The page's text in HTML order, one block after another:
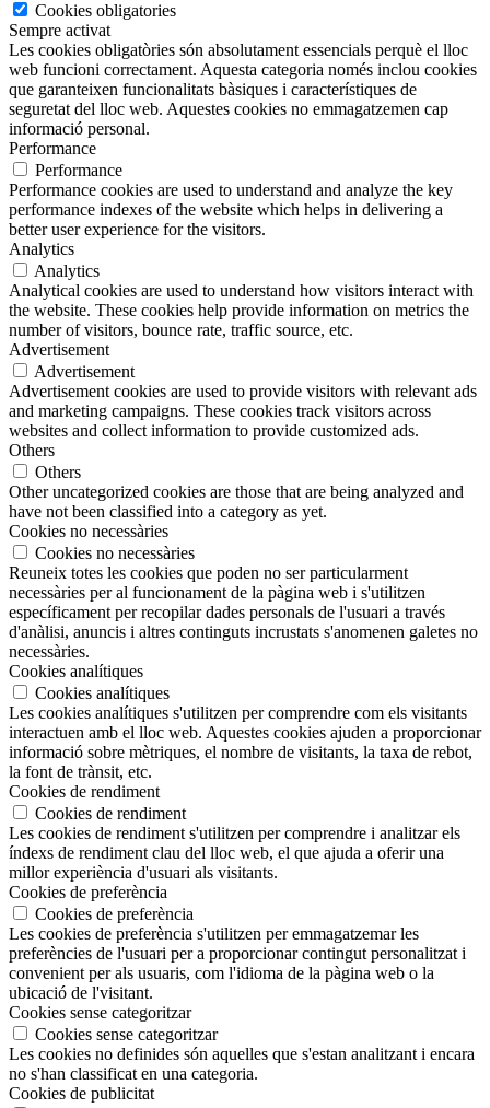
Cookies obligatories
Sempre activat
Les cookies obligatòries són absolutament essencials perquè el lloc
web funcioni correctament. Aquesta categoria només inclou cookies
que garanteixen funcionalitats bàsiques i característiques de
seguretat del lloc web. Aquestes cookies no emmagatzemen cap
informació personal.
Performance
Performance
Performance cookies are used to understand and analyze the key
performance indexes of the website which helps in delivering a
better user experience for the visitors.
Analytics
Analytics
Analytical cookies are used to understand how visitors interact with
the website. These cookies help provide information on metrics the
number of visitors, bounce rate, traffic source, etc.
Advertisement
Advertisement
Advertisement cookies are used to provide visitors with relevant ads
and marketing campaigns. These cookies track visitors across
websites and collect information to provide customized ads.
Others
Others
Other uncategorized cookies are those that are being analyzed and
have not been classified into a category as yet.
Cookies no necessàries
Cookies no necessàries
Reuneix totes les cookies que poden no ser particularment
necessàries per al funcionament de la pàgina web i s'utilitzen
específicament per recopilar dades personals de l'usuari a través
d'anàlisi, anuncis i altres continguts incrustats s'anomenen galetes no
necessàries.
Cookies analítiques
Cookies analítiques
Les cookies analítiques s'utilitzen per comprendre com els visitants
interactuen amb el lloc web. Aquestes cookies ajuden a proporcionar
informació sobre mètriques, el nombre de visitants, la taxa de rebot,
la font de trànsit, etc.
Cookies de rendiment
Cookies de rendiment
Les cookies de rendiment s'utilitzen per comprendre i analitzar els
índexs de rendiment clau del lloc web, el que ajuda a oferir una
millor experiència d'usuari als visitants.
Cookies de preferència
Cookies de preferència
Les cookies de preferència s'utilitzen per emmagatzemar les
preferències de l'usuari per a proporcionar contingut personalitzat i
convenient per als usuaris, com l'idioma de la pàgina web o la
ubicació de l'visitant.
Cookies sense categoritzar
Cookies sense categoritzar
Les cookies no definides són aquelles que s'estan analitzant i encara
no s'han classificat en una categoria.
Cookies de publicitat